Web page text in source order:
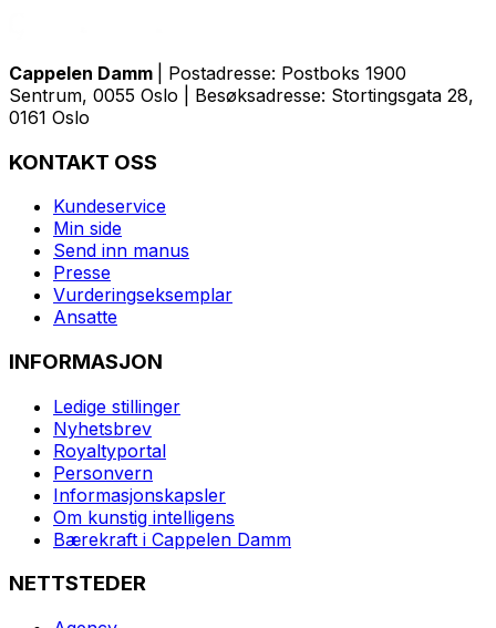
Cappelen Damm
| Postadresse: Postboks 1900
Sentrum, 0055 Oslo | Besøksadresse: Stortingsgata 28,
0161 Oslo
KONTAKT OSS
Kundeservice
Min side
Send inn manus
Presse
Vurderingseksemplar
Ansatte
INFORMASJON
Ledige stillinger
Nyhetsbrev
Royaltyportal
Personvern
Informasjonskapsler
Om kunstig intelligens
Bærekraft i Cappelen Damm
NETTSTEDER